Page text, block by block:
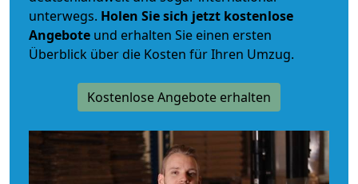
unterwegs. Holen Sie sich jetzt kostenlose
Angebote und erhalten Sie einen ersten
Überblick über die Kosten für Ihren Umzug.
Kostenlose Angebote erhalten